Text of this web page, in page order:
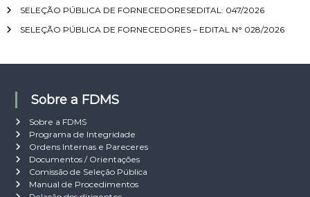
o
r
SELEÇÃO PÚBLICA DE FORNECEDORESEDITAL: 047/2026
SELEÇÃO PÚBLICA DE FORNECEDORES – EDITAL N° 028/2026
Sobre a FDMS
Sobre a FDMS
Programa de Integridade
Ordens Internas e Pareceres
Documentos / Orientações
Comissão de Seleção Pública
Manual de Procedimentos